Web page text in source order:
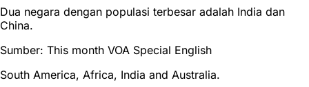
Dua negara dengan populasi terbesar adalah India dan
China.
Sumber: This month VOA Special English
South America, Africa, India and Australia.